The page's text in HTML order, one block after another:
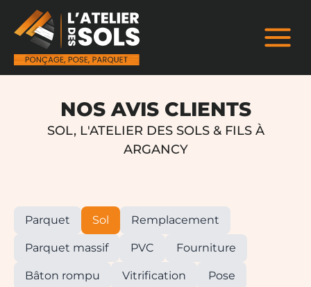
SOL, L'ATELIER DES SOLS & FILS À
ARGANCY
NOS AVIS CLIENTS
Parquet Sol Remplacement
Parquet massif PVC Fourniture
Bâton rompu Vitrification Pose